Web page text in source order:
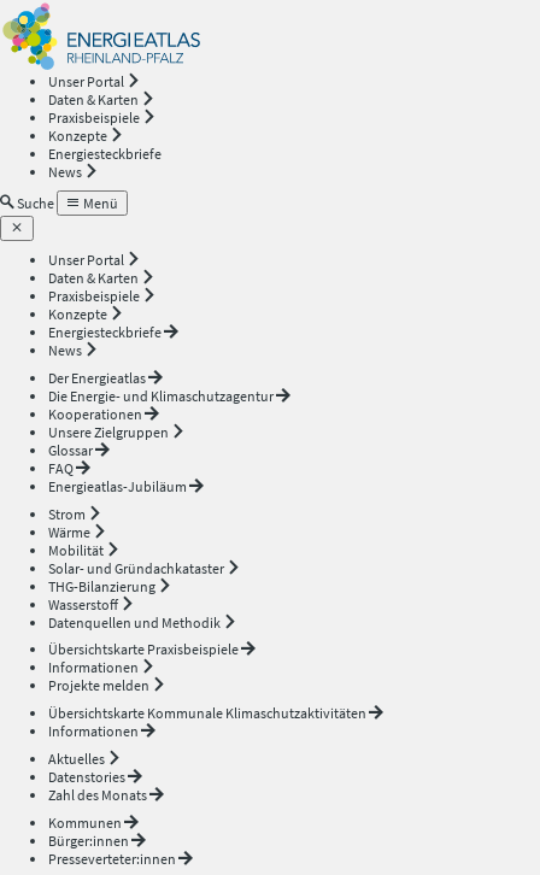
Unser Portal
Daten & Karten
Praxisbeispiele
Konzepte
Energiesteckbriefe
News
Suche
Menü
Unser Portal
Daten & Karten
Praxisbeispiele
Konzepte
Energiesteckbriefe
News
Der Energieatlas
Die Energie- und Klimaschutzagentur
Kooperationen
Unsere Zielgruppen
Glossar
FAQ
Energieatlas-Jubiläum
Strom
Wärme
Mobilität
Solar- und Gründachkataster
THG-Bilanzierung
Wasserstoff
Datenquellen und Methodik
Übersichtskarte Praxisbeispiele
Informationen
Projekte melden
Übersichtskarte Kommunale Klimaschutzaktivitäten
Informationen
Aktuelles
Datenstories
Zahl des Monats
Kommunen
Bürger:innen
Presseverteter:innen